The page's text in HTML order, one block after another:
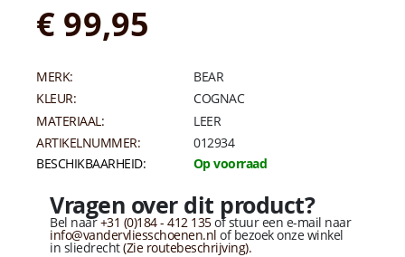
€ 99,95
MERK:
BEAR
KLEUR:
COGNAC
MATERIAAL:
LEER
ARTIKELNUMMER:
012934
BESCHIKBAARHEID:
Op voorraad
Vragen over dit product?
Bel naar+31 (0)184 - 412 135of stuur een e-mail naar
info@vandervliesschoenen.nl of bezoek onze winkel
in sliedrecht(Zie routebeschrijving).